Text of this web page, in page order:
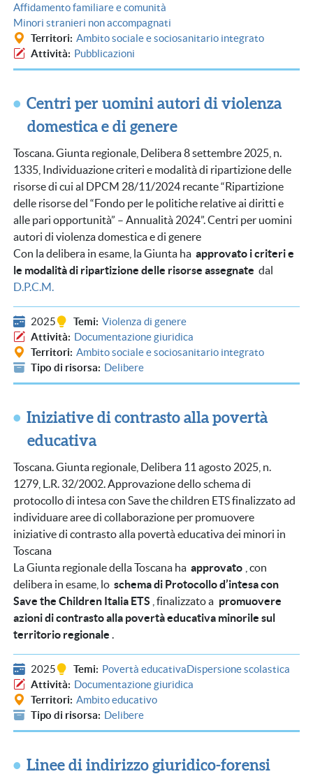
Affidamento familiare e comunità
Minori stranieri non accompagnati
Territori Ambito sociale e sociosanitario integrato
Attività
Pubblicazioni
Centri per uomini autori di violenza
domestica e di genere
Toscana. Giunta regionale, Delibera 8 settembre 2025, n.
1335, Individuazione criteri e modalità di ripartizione delle
risorse di cui al DPCM 28/11/2024 recante “Ripartizione
delle risorse del “Fondo per le politiche relative ai diritti e
alle pari opportunità” – Annualità 2024”. Centri per uomini
autori di violenza domestica e di genere
Con la delibera in esame, la Giunta ha approvato i criteri e
le modalità di ripartizione delle risorse assegnate dal
D.P.C.M.
2025 Temi Violenza di genere
Attività
Documentazione giuridica
Territori Ambito sociale e sociosanitario integrato
Tipo di risorsa
Delibere
Iniziative di contrasto alla povertà
educativa
Toscana. Giunta regionale, Delibera 11 agosto 2025, n.
1279, L.R. 32/2002. Approvazione dello schema di
protocollo di intesa con Save the children ETS finalizzato ad
individuare aree di collaborazione per promuovere
iniziative di contrasto alla povertà educativa dei minori in
Toscana
La Giunta regionale della Toscana ha approvato , con
delibera in esame, lo schema di Protocollo d’intesa con
Save the Children Italia ETS , finalizzato a promuovere
azioni di contrasto alla povertà educativa minorile sul
territorio regionale .
2025 Temi Povertà educativaDispersione scolastica
Attività
Documentazione giuridica
Territori Ambito educativo
Tipo di risorsa
Delibere
Linee di indirizzo giuridico-forensi